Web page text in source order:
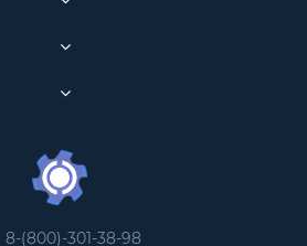
8-(800)-301-38-98